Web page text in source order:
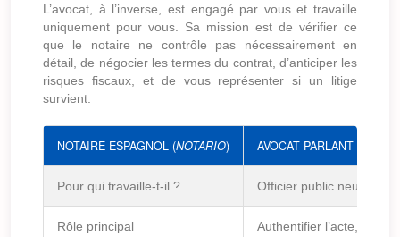
L’avocat, à l’inverse, est engagé par vous et travaille
uniquement pour vous. Sa mission est de vérifier ce
que le notaire ne contrôle pas nécessairement en
détail, de négocier les termes du contrat, d’anticiper les
risques fiscaux, et de vous représenter si un litige
survient.
NOTAIRE ESPAGNOL (NOTARIO) AVOCAT PARLANT
Pour qui travaille-t-il ? Officier public neutre, ni
Rôle principal Authentifier l’acte,